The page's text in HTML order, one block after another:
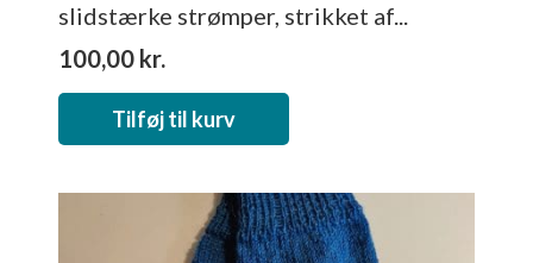
slidstærke strømper, strikket af...
100,00 kr.
Tilføj til kurv